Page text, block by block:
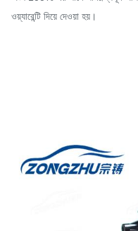
ওয়্যারেন্টি দিয়ে দেওয়া হয়।